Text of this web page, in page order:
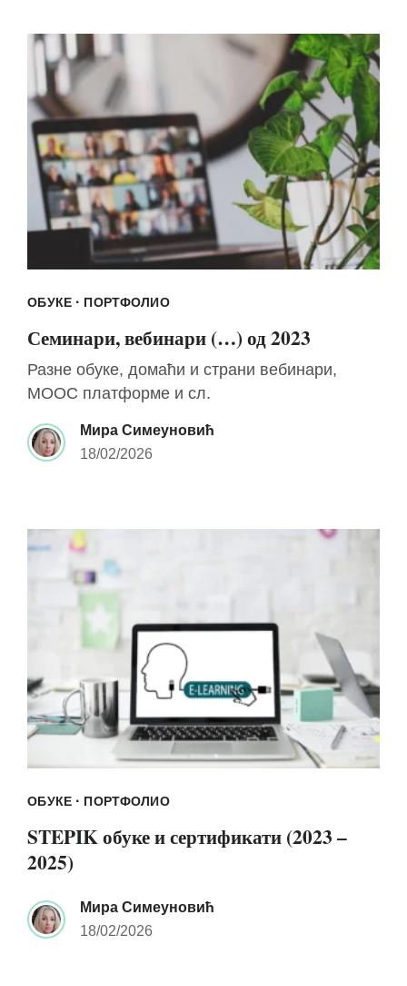
ОБУКЕ · ПОРТФОЛИО
Семинари, вебинари (…) од 2023
Разне обуке, домаћи и страни вебинари,
MOOC платформе и сл.
Мира Симеуновић
18/02/2026
ОБУКЕ · ПОРТФОЛИО
STEPIK обуке и сертификати (2023 –
2025)
Мира Симеуновић
18/02/2026